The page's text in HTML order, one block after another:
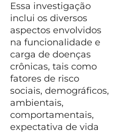
Essa investigação
inclui os diversos
aspectos envolvidos
na funcionalidade e
carga de doenças
crônicas, tais como
fatores de risco
sociais, demográficos,
ambientais,
comportamentais,
expectativa de vida